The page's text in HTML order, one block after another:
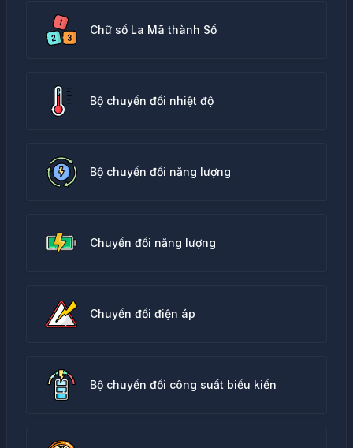
Chữ số La Mã thành Số
Bộ chuyển đổi nhiệt độ
Bộ chuyển đổi năng lượng
Chuyển đổi năng lượng
Chuyển đổi điện áp
Bộ chuyển đổi công suất biểu kiến